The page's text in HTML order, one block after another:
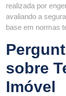
realizada por
avaliando a
base em normas
sobre
Imóvel